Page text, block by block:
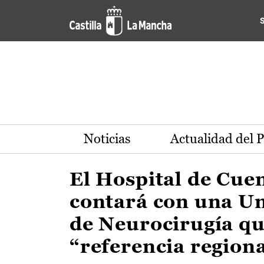
Pasar al contenido principal
Actualidad de la región de
Noticias Actualidad del
El Hospital de
contará con una
de Neurocirugía
“referencia